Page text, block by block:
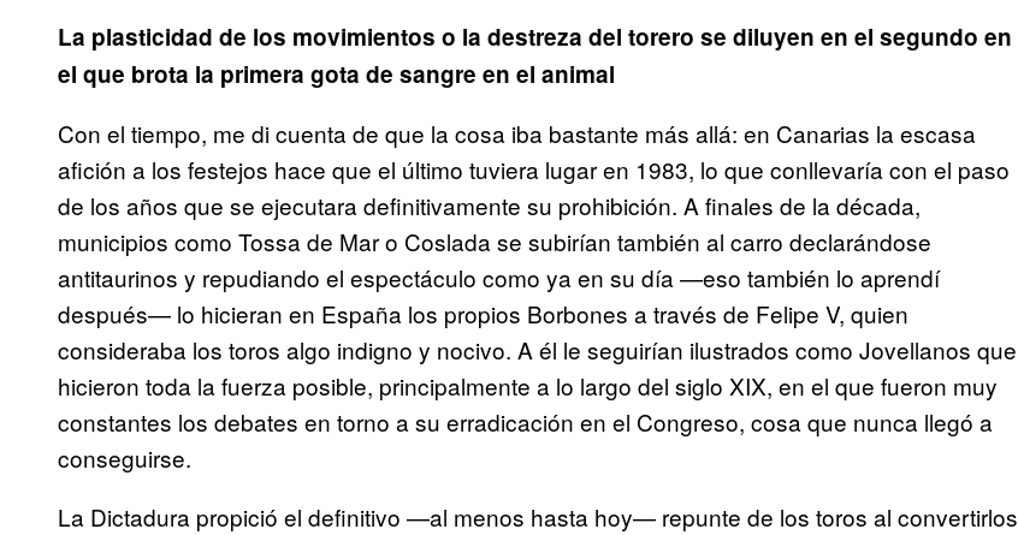
La plasticidad de los movimientos o la destreza del torero se diluyen en el segundo en
el que brota la primera gota de sangre en el animal
Con el tiempo, me di cuenta de que la cosa iba bastante más allá: en Canarias la escasa
afición a los festejos hace que el último tuviera lugar en 1983, lo que conllevaría con el paso
de los años que se ejecutara definitivamente su prohibición. A finales de la década,
municipios como Tossa de Mar o Coslada se subirían también al carro declarándose
antitaurinos y repudiando el espectáculo como ya en su día —eso también lo aprendí
después— lo hicieran en España los propios Borbones a través de Felipe V, quien
consideraba los toros algo indigno y nocivo. A él le seguirían ilustrados como Jovellanos que
hicieron toda la fuerza posible, principalmente a lo largo del siglo XIX, en el que fueron muy
constantes los debates en torno a su erradicación en el Congreso, cosa que nunca llegó a
conseguirse.
La Dictadura propició el definitivo —al menos hasta hoy— repunte de los toros al convertirlos